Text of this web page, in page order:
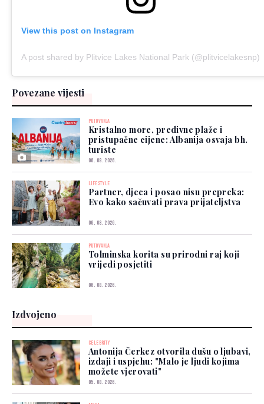
View this post on Instagram
A post shared by Plitvice Lakes National Park (@plitvicelakesnp)
Povezane vijesti
PUTOVANJA
Kristalno more, predivne plaže i
pristupačne cijene: Albanija osvaja bh.
turiste
06. 08. 2026.
LIFESTYLE
Partner, djeca i posao nisu prepreka:
Evo kako sačuvati prava prijateljstva
06. 08. 2026.
PUTOVANJA
Tolminska korita su prirodni raj koji
vrijedi posjetiti
06. 08. 2026.
Izdvojeno
CELEBRITY
Antonija Čerkez otvorila dušu o ljubavi,
izdaji i uspjehu: "Malo je ljudi kojima
možete vjerovati"
05. 08. 2026.